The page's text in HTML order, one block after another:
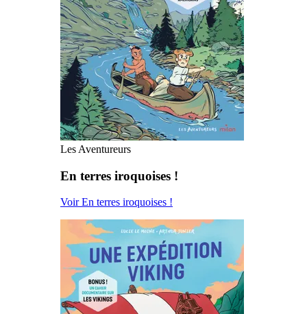
Les Aventureurs
En terres iroquoises !
Voir En terres iroquoises !